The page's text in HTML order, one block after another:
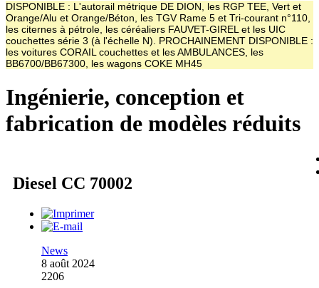
DISPONIBLE : L'autorail métrique DE DION, les RGP TEE, Vert et
Orange/Alu et Orange/Béton, les TGV Rame 5 et Tri-courant n°110,
les citernes à pétrole, les céréaliers FAUVET-GIREL et les UIC
couchettes série 3 (à l'échelle N). PROCHAINEMENT DISPONIBLE :
les voitures CORAIL couchettes et les AMBULANCES, les
BB6700/BB67300, les wagons COKE MH45
Ingénierie, conception et
fabrication de modèles réduits
Diesel CC 70002
News
8 août 2024
2206